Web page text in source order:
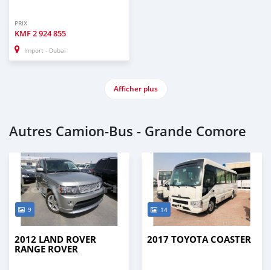
PRIX
KMF2 924 855
Import - Dubai
Afficher plus
Autres Camion‒Bus - Grande Comore
9
2012 LAND ROVER
RANGE ROVER
14
2017 TOYOTA COASTER